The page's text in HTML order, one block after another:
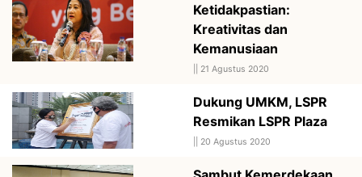
Ketidakpastian:
Kreativitas dan
Kemanusiaan
21 Agustus 2020
Dukung UMKM, LSPR
Resmikan LSPR Plaza
20 Agustus 2020